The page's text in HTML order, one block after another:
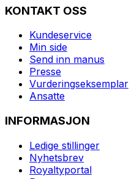
KONTAKT OSS
Kundeservice
Min side
Send inn manus
Presse
Vurderingseksemplar
Ansatte
INFORMASJON
Ledige stillinger
Nyhetsbrev
Royaltyportal